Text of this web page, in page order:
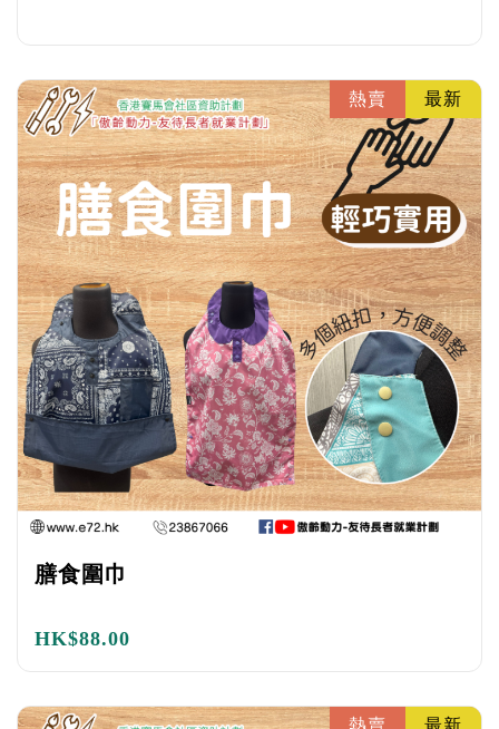
熱賣 最新
膳食圍巾
HK$88.00
熱賣 最新